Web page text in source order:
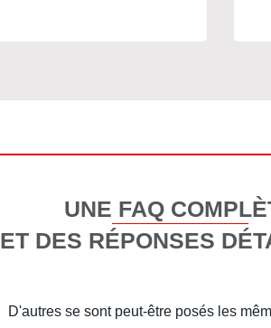
UNE FAQ
ET DES RÉPONSES
D'autres se sont peut-être posés les